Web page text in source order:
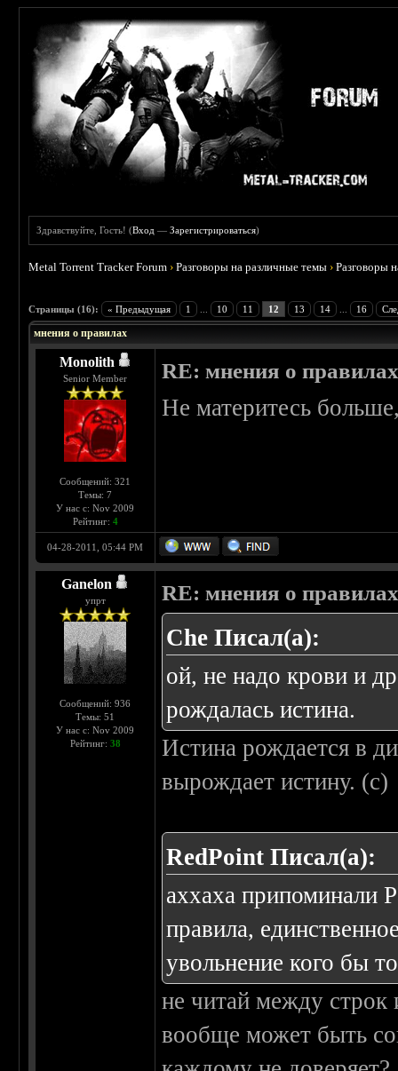
Здравствуйте, Гость! (Вход —Зарегистрироваться)
Metal Torrent Tracker Forum ›Разговоры на различные темы ›Разговоры
Страницы (16): « Предыдущая 1 10 11 12 13 14 16
мнения о правилах
Monolith
Senior Member
Сообщений: 321
Темы: 7
У нас с: Nov 2009
Рейтинг: 4
RE: мнения о
Не материтесь
04-28-2011, 05:44 PM
Ganelon
упрт
Сообщений: 936
Темы: 51
У нас с: Nov 2009
Рейтинг: 38
RE: мнения о
Che Писал(а):
ой, не надо крови и
рождалась истина.
Истина рождается в
вырождает истину. (с)
RedPoint Писал(а):
аххаха припоминали
правила,
увольнение кого бы
не читай между строк
вообще может быть